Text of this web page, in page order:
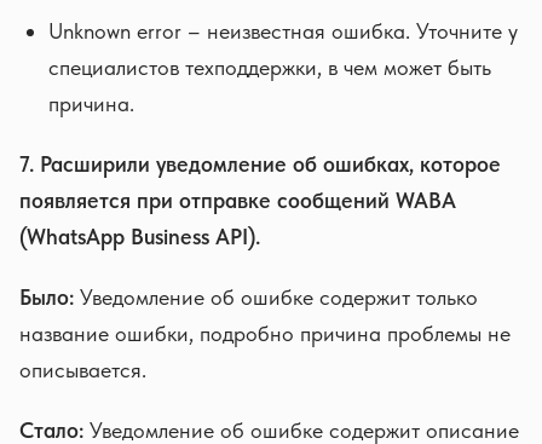
Unknown error – неизвестная ошибка. Уточните у
специалистов техподдержки, в чем может быть
причина.
7. Расширили уведомление об ошибках, которое
появляется при отправке сообщений WABA
(WhatsApp Business API).
Было: Уведомление об ошибке содержит только
название ошибки, подробно причина проблемы не
описывается.
Стало: Уведомление об ошибке содержит описание